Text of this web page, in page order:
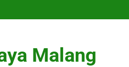
Malang